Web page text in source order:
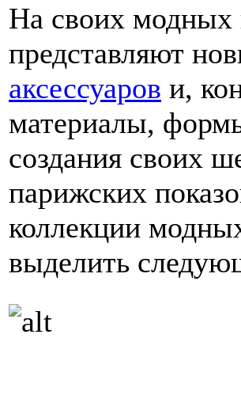
На своих модных
представляют
аксессуаров и,
материалы,
создания своих
парижских
коллекции
выделить